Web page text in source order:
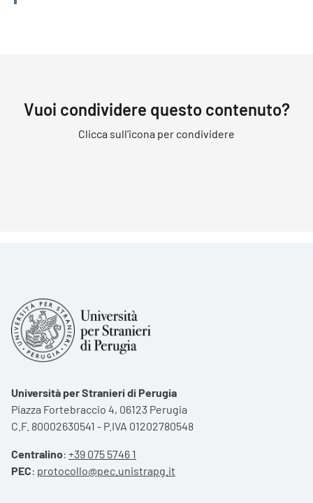
Vuoi condividere questo contenuto?
Clicca sull'icona per condividere
Università per Stranieri di Perugia
Piazza Fortebraccio 4, 06123 Perugia
C.F. 80002630541 - P.IVA 01202780548
Centralino: +39 075 5746 1
PEC: protocollo@pec.unistrapg.it